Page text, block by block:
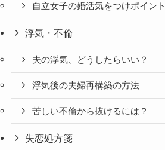
自立女子の婚活気をつけポイント
浮気・不倫
夫の浮気、どうしたらいい？
浮気後の夫婦再構築の方法
苦しい不倫から抜けるには？
失恋処方箋